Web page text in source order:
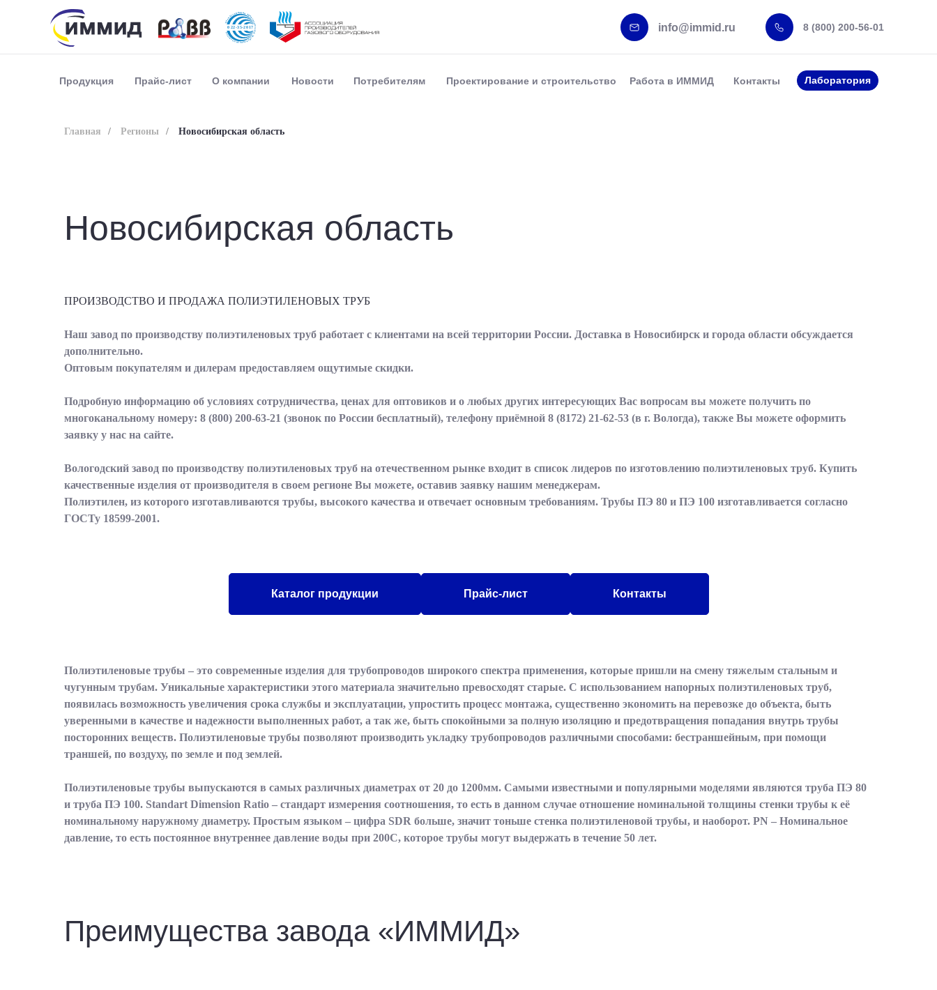
8 (800) 200-56-01
info@immid.ru
Продукция Прайс-лист О компании Новости Потребителям Проектирование и строительство Работа в ИММИД Контакты Лаборатория
Главная / Регионы / Новосибирская область
Новосибирская область
ПРОИЗВОДСТВО И ПРОДАЖА ПОЛИЭТИЛЕНОВЫХ ТРУБ
Наш завод по производству полиэтиленовых труб работает с клиентами на всей территории России. Доставка в Новосибирск и города области обсуждается
дополнительно.
Оптовым покупателям и дилерам предоставляем ощутимые скидки.
Подробную информацию об условиях сотрудничества, ценах для оптовиков и о любых других интересующих Вас вопросам вы можете получить по
многоканальному номеру: 8 (800) 200-63-21 (звонок по России бесплатный), телефону приёмной 8 (8172) 21-62-53 (в г. Вологда), также Вы можете оформить
заявку у нас на сайте.
Вологодский завод по производству полиэтиленовых труб на отечественном рынке входит в список лидеров по изготовлению полиэтиленовых труб. Купить
качественные изделия от производителя в своем регионе Вы можете, оставив заявку нашим менеджерам.
Полиэтилен, из которого изготавливаются трубы, высокого качества и отвечает основным требованиям. Трубы ПЭ 80 и ПЭ 100 изготавливается согласно
ГОСТу 18599-2001.
Каталог продукции Прайс-лист Контакты
Полиэтиленовые трубы – это современные изделия для трубопроводов широкого спектра применения, которые пришли на смену тяжелым стальным и
чугунным трубам. Уникальные характеристики этого материала значительно превосходят старые. С использованием напорных полиэтиленовых труб,
появилась возможность увеличения срока службы и эксплуатации, упростить процесс монтажа, существенно экономить на перевозке до объекта, быть
уверенными в качестве и надежности выполненных работ, а так же, быть спокойными за полную изоляцию и предотвращения попадания внутрь трубы
посторонних веществ. Полиэтиленовые трубы позволяют производить укладку трубопроводов различными способами: бестраншейным, при помощи
траншей, по воздуху, по земле и под землей.
Полиэтиленовые трубы выпускаются в самых различных диаметрах от 20 до 1200мм. Самыми известными и популярными моделями являются труба ПЭ 80
и труба ПЭ 100. Standart Dimension Ratio – стандарт измерения соотношения, то есть в данном случае отношение номинальной толщины стенки трубы к её
номинальному наружному диаметру. Простым языком – цифра SDR больше, значит тоньше стенка полиэтиленовой трубы, и наоборот. PN – Номинальное
давление, то есть постоянное внутреннее давление воды при 200С, которое трубы могут выдержать в течение 50 лет.
Преимущества завода «ИММИД»